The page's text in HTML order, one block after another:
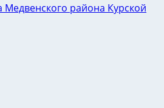
района Курской